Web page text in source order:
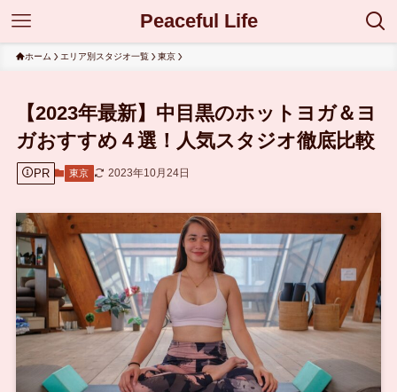
Peaceful Life
ホーム エリア別スタジオ一覧 東京
【2023年最新】中目黒のホットヨガ＆ヨ
ガおすすめ４選！人気スタジオ徹底比較
PR 東京 2023年10月24日